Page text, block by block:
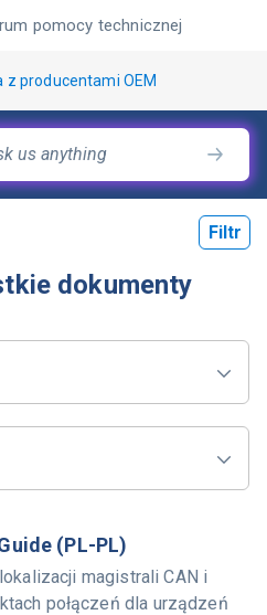
pomocy technicznej
z producentami OEM
Filtr
dokumenty
(PL-PL)
magistrali CAN i
połączeń dla urządzeń